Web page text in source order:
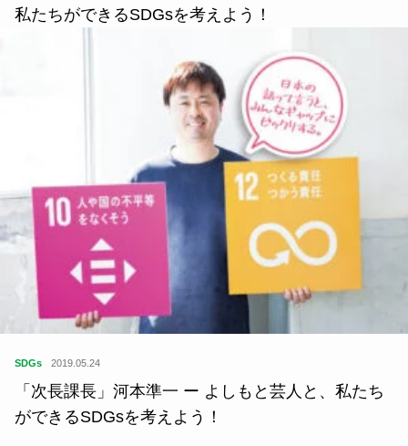
私たちができるSDGsを考えよう！
SDGs 2019.05.24
「次長課長」河本準一 ー よしもと芸人と、私たち
ができるSDGsを考えよう！